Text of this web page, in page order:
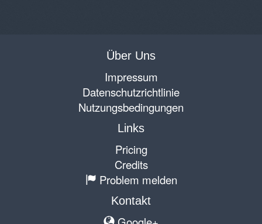
Über Uns
Impressum
Datenschutzrichtlinie
Nutzungsbedingungen
Links
Pricing
Credits
Problem melden
Kontakt